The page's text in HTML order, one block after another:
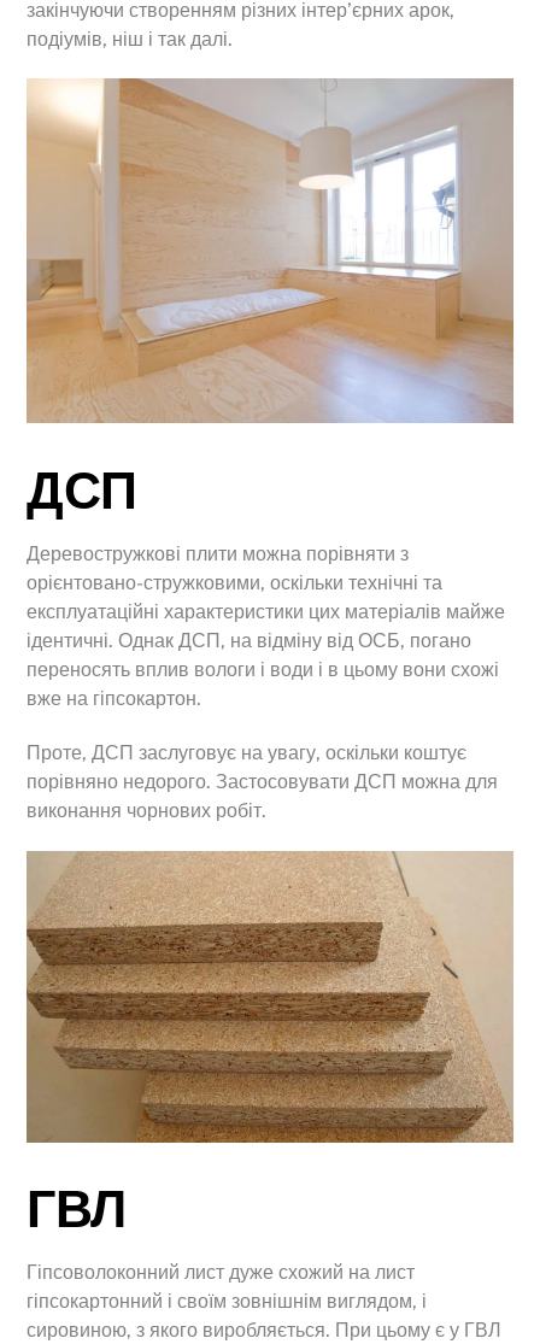
закінчуючи створенням різних інтер’єрних арок,
подіумів, ніш і так далі.
ДСП
Деревостружкові плити можна порівняти з
орієнтовано-стружковими, оскільки технічні та
експлуатаційні характеристики цих матеріалів майже
ідентичні. Однак ДСП, на відміну від ОСБ, погано
переносять вплив вологи і води і в цьому вони схожі
вже на гіпсокартон.
Проте, ДСП заслуговує на увагу, оскільки коштує
порівняно недорого. Застосовувати ДСП можна для
виконання чорнових робіт.
ГВЛ
Гіпсоволоконний лист дуже схожий на лист
гіпсокартонний і своїм зовнішнім виглядом, і
сировиною, з якого виробляється. При цьому є у ГВЛ